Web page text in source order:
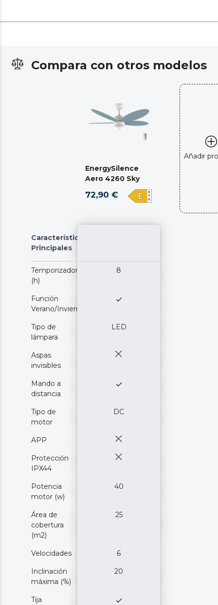
Compara con otros modelos
EnergySilence
Aero 4260 Sky
72,90 €
Añadir
Características
Principales
Temporizador
(h)
8
Función
Verano/Invierno
Tipo de
lámpara
LED
Aspas
invisibles
Mando a
distancia
Tipo de
motor
DC
APP
Protección
IPX44
Potencia
motor (w)
40
Área de
cobertura
(m2)
25
Velocidades 6
Inclinación
máxima (%)
20
Tija